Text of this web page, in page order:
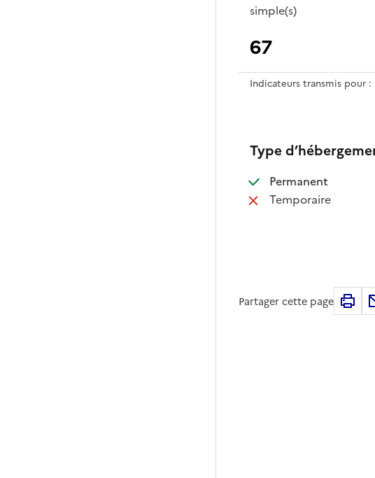
simple(s)
67
Indicateurs transmis pour :
Type
Permanent: disponible
Temporaire
: non
Partager cette page